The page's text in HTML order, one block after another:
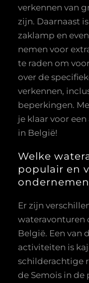
verkennen van
zijn. Daarnaast
zaklamp en
nemen voor
te raden om
over de
verkennen,
beperkingen.
je klaar voor
in België!
Welke
populair en
Er zijn
wateravonturen
België. Een van
activiteiten is
schilderachtige
de Semois in de